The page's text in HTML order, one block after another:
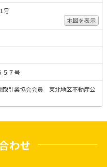
号
地図を表示
５７号
取引業協会会員 東北地区不動産公
わせ